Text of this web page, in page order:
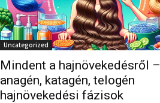
Uncategorized
Mindent a hajnövekedésről –
anagén, katagén, telogén
hajnövekedési fázisok